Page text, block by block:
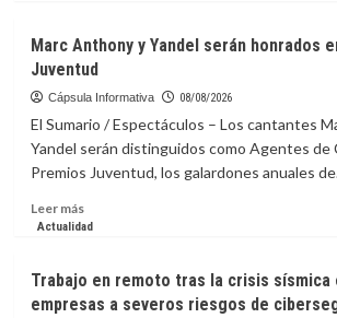
respalda
continuidad
de
en
la
presidencia
la
Marc Anthony y Yandel serán honrados
Juventud
Cápsula Informativa 08/08/2026
El Sumario / Espectáculos – Los cantantes
Yandel serán distinguidos como Agentes de
Premios Juventud, los galardones anuales
Leer másLeer
más
Anthony
y
Actualidad
Trabajo en remoto tras la crisis sísmica
empresas a severos riesgos de